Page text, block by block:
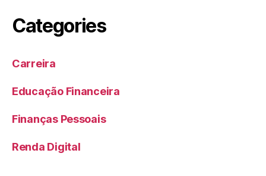
Categories
Carreira
Educação Financeira
Finanças Pessoais
Renda Digital